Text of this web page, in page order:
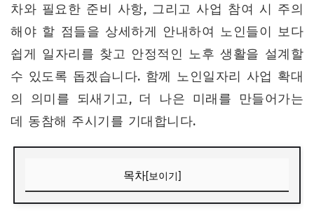
차와 필요한 준비 사항, 그리고 사업 참여 시 주의
해야 할 점들을 상세하게 안내하여 노인들이 보다
쉽게 일자리를 찾고 안정적인 노후 생활을 설계할
수 있도록 돕겠습니다. 함께 노인일자리 사업 확대
의 의미를 되새기고, 더 나은 미래를 만들어가는
데 동참해 주시기를 기대합니다.
목차[보이기]